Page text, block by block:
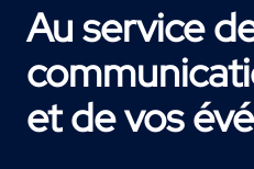
Au service
et de vos